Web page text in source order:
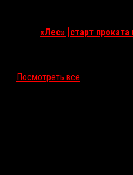
«Лес» [старт проката
Посмотреть все